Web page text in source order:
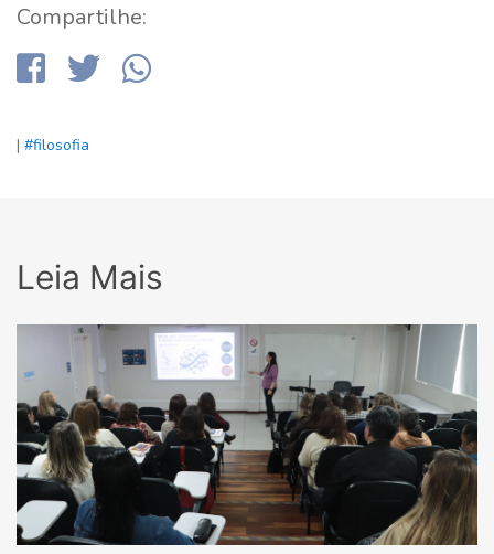
Compartilhe:
| #filosofia
Leia Mais